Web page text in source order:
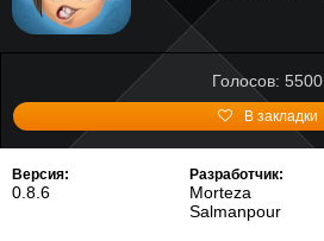
Голосов: 5500
В закладки
Версия:
0.8.6
Разработчик:
Morteza
Salmanpour